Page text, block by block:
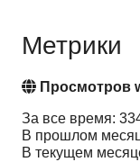
Метрики
Просмотров
За все время:
В прошлом
В текущем